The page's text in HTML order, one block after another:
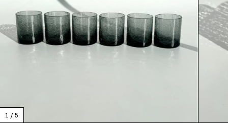
1 / 5